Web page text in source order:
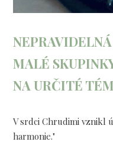
MALÉ
NA URČITÉ
V srdci Chrudimi vznikl
harmonie."